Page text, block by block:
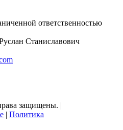
ответственностью
Станиславович
защищены. |
| Политика